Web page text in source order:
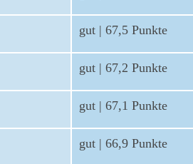
gut | 67,5 Punkte
gut | 67,2 Punkte
gut | 67,1 Punkte
gut | 66,9 Punkte